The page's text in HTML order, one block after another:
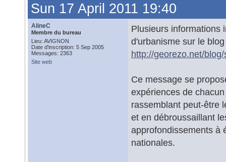
Sun 17 April 2011 19:40
AlineC
Membre du bureau
Lieu: AVIGNON
Date d'inscription: 5 Sep 2005
Messages: 2363
Site web
Plusieurs informations
d'urbanisme sur le
http://georezo.net/
Ce message se
expériences de
rassemblant peut-être
et en débroussaillant
approfondissements à
nationales.